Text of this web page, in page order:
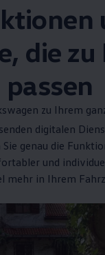
die zu
passen
zu Ihrem
digitalen
genau die
und
mehr in Ihrem